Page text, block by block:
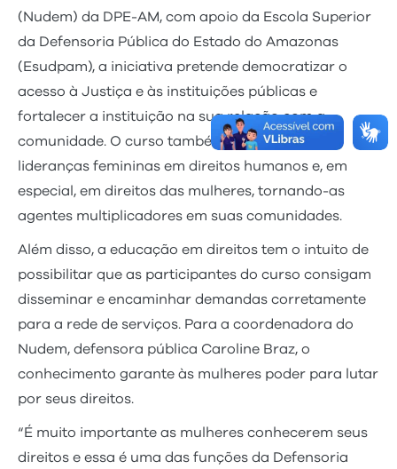
(Nudem) da DPE-AM, com apoio da Escola Superior
da Defensoria Pública do Estado do Amazonas
(Esudpam), a iniciativa pretende democratizar o
acesso à Justiça e às instituições públicas e
fortalecer a instituição na sua relação com a
comunidade. O curso também busca formar
lideranças femininas em direitos humanos e, em
especial, em direitos das mulheres, tornando-as
agentes multiplicadores em suas comunidades.
Além disso, a educação em direitos tem o intuito de
possibilitar que as participantes do curso consigam
disseminar e encaminhar demandas corretamente
para a rede de serviços. Para a coordenadora do
Nudem, defensora pública Caroline Braz, o
conhecimento garante às mulheres poder para lutar
por seus direitos.
“É muito importante as mulheres conhecerem seus
direitos e essa é uma das funções da Defensoria